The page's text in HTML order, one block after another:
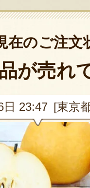
在のご注文
が売れ
日 23:47 [東京